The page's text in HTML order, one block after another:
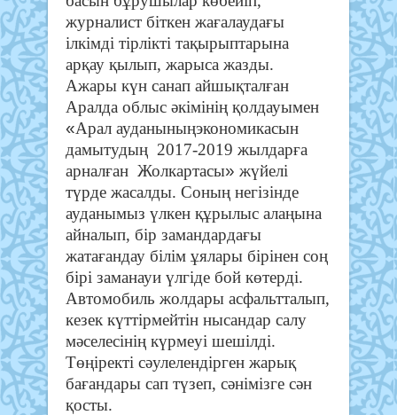
журналист біткен жағалаудағы
ілкімді тірлікті тақырыптарына
арқау қылып, жарыса жазды.
Ажары күн санап айшықталған
Аралда облыс әкімінің қолдауымен
«Арал ауданыныңэкономикасын
дамытудың 2017-2019 жылдарға
арналған Жолкартасы» жүйелі
түрде жасалды. Соның негізінде
ауданымыз үлкен құрылыс алаңына
айналып, бір замандардағы
жатағандау білім ұялары бірінен соң
бірі заманауи үлгіде бой көтерді.
Автомобиль жолдары асфальтталып,
кезек күттірмейтін нысандар салу
мәселесінің күрмеуі шешілді.
Төңіректі сәулелендірген жарық
бағандары сап түзеп, сәнімізге сән
қосты.